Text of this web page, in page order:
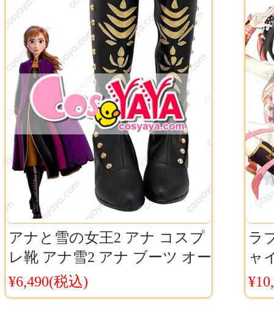
アナと雪の女王2 アナ コスプ
レ靴 アナ雪2 アナ ブーツ オー
ダーメイド FROZEN2 Anna
Boots
¥6,490(税込)
ラ
ャ
花
女